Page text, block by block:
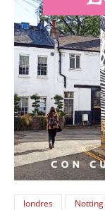
londres